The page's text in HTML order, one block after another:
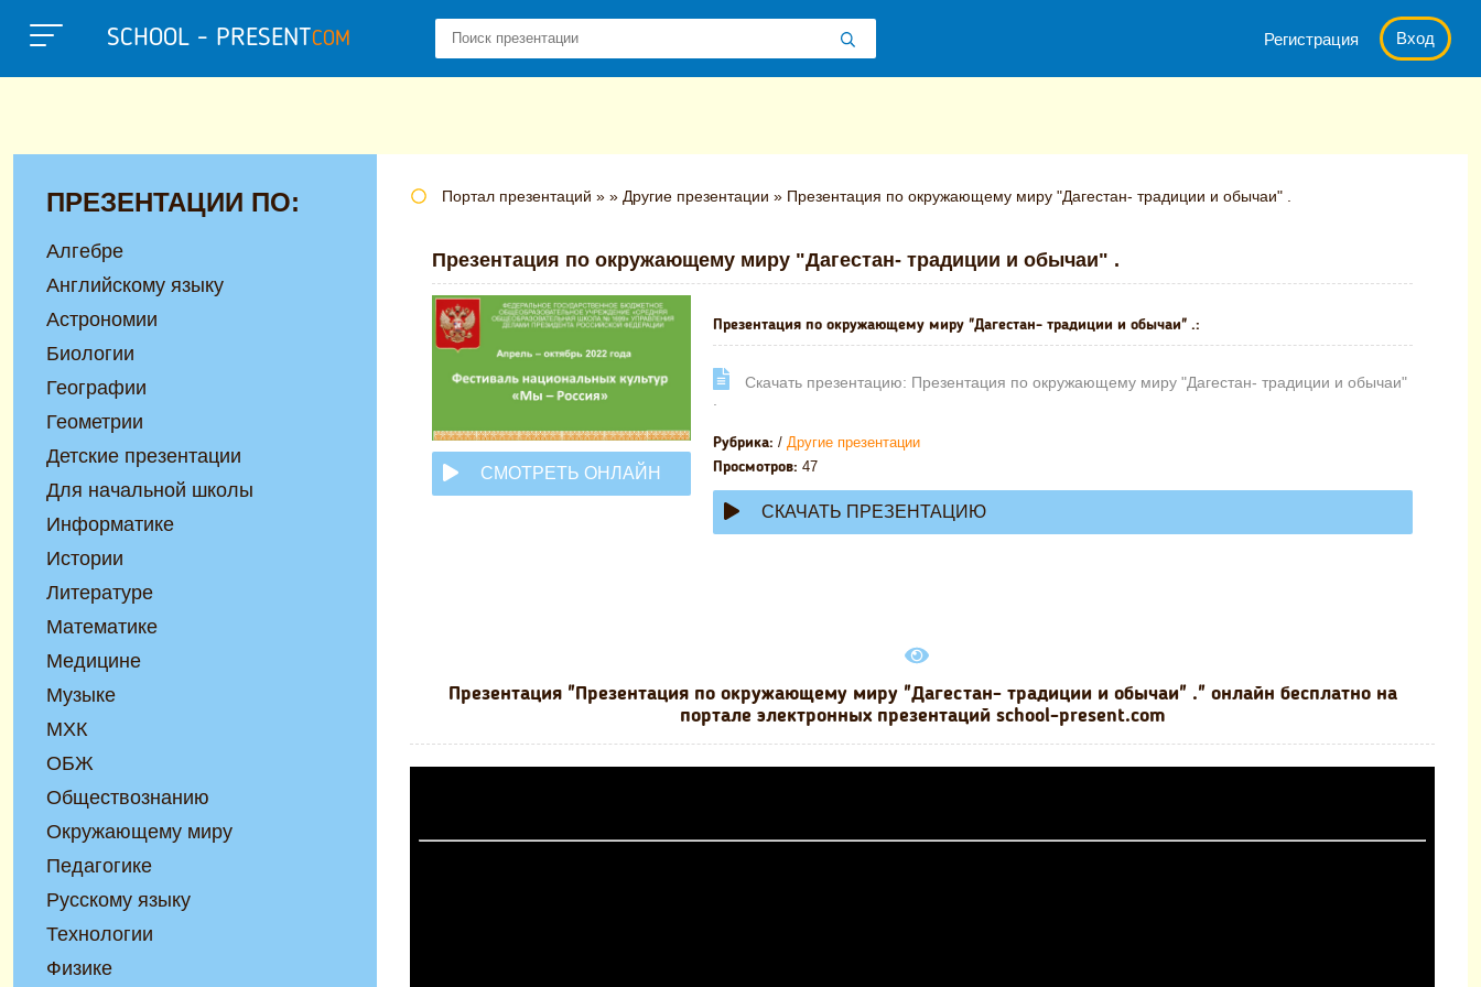
SCHOOL - PRESENTCOM Регистрация Вход
Портал презентаций » » Другие презентации » Презентация по окружающему миру "Дагестан- традиции и обычаи" .
Презентация по окружающему миру "Дагестан- традиции и обычаи" .
СМОТРЕТЬ ОНЛАЙН
Презентация по окружающему миру "Дагестан- традиции и обычаи" .:
Cкачать презентацию: Презентация по окружающему миру "Дагестан- традиции и обычаи"
Рубрика: / Другие презентации
Просмотров: 47
СКАЧАТЬ ПРЕЗЕНТАЦИЮ
Презентация "Презентация по окружающему миру "Дагестан- традиции и обычаи" ." онлайн бесплатно на
портале электронных презентаций school-present.com
ПРЕЗЕНТАЦИИ ПО:
Алгебре
Английскому языку
Астрономии
Биологии
Географии
Геометрии
Детские презентации
Для начальной школы
Информатике
Истории
Литературе
Математике
Медицине
Музыке
МХК
ОБЖ
Обществознанию
Окружающему миру
Педагогике
Русскому языку
Технологии
Физике